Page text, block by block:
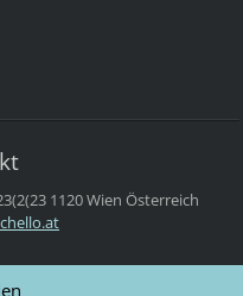
1120 Wien Österreich
llo.at